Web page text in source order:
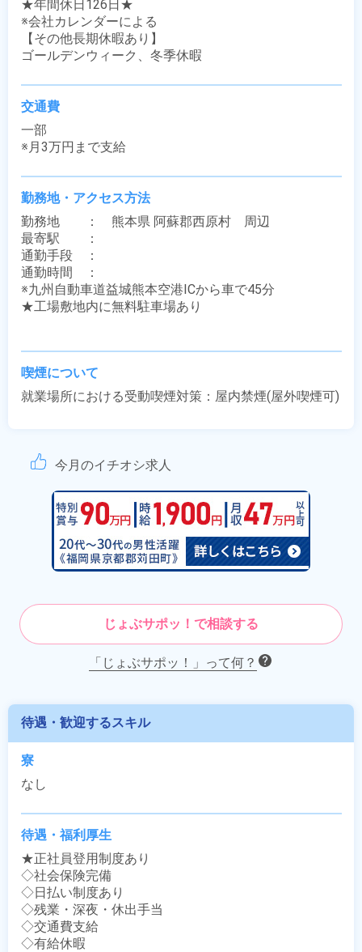
★年間休日126日★
※会社カレンダーによる
【その他長期休暇あり】
ゴールデンウィーク、冬季休暇
交通費
一部
※月3万円まで支給
勤務地・アクセス方法
勤務地　　：　熊本県 阿蘇郡西原村　周辺
最寄駅　　：
通勤手段　：
通勤時間　：
※九州自動車道益城熊本空港ICから車で45分
★工場敷地内に無料駐車場あり
喫煙について
就業場所における受動喫煙対策：屋内禁煙(屋外喫煙可)
今月のイチオシ求人
じょぶサポッ！で相談する
「じょぶサポッ！」って何？
待遇・歓迎するスキル
寮
なし
待遇・福利厚生
★正社員登用制度あり
◇社会保険完備
◇日払い制度あり
◇残業・深夜・休出手当
◇交通費支給
◇有給休暇